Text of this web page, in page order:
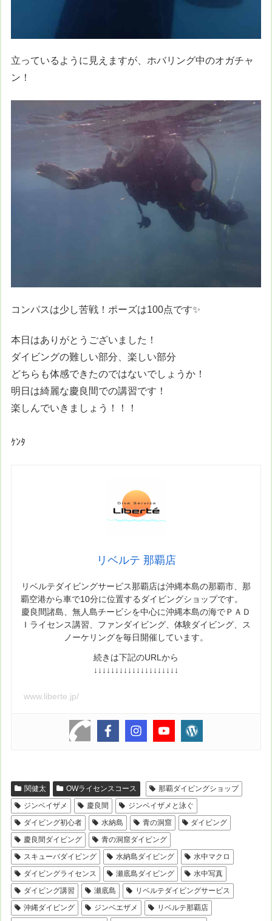
立っているように見えますが、ホバリング中のオガチャ
ン！
コンパスは少し苦戦！ポーズは100点です✨
本日はありがとうございました！
ダイビングの難しい部分、楽しい部分
どちらも体感できたのではないでしょうか！
明日は綺麗な慶良間での講習です！
楽しんでいきましょう！！！
ｹﾝﾀ
リベルテ 那覇店
リベルテダイビングサービス那覇店は沖縄本島の那覇市、那
覇空港から車で10分に位置するダイビングショップです。
慶良間諸島、無人島チービシを中心に沖縄本島の海でＰＡＤ
Ｉライセンス講習、ファンダイビング、体験ダイビング、ス
ノーケリングを毎日開催しています。
続きは下記のURLから
↓↓↓↓↓↓↓↓↓↓↓↓↓↓↓↓↓↓↓↓
www.liberte.jp/
関健太 OWライセンスコース
那覇ダイビングショップ
ジンベイザメ
慶良間
ジンベイザメと泳ぐ
ダイビング初心者
水納島 青の洞窟
ダイビング
慶良間ダイビング
青の洞窟ダイビング
スキューバダイビング
水納島ダイビング
水中マクロ
ダイビングライセンス
瀬底島ダイビング
水中写真
ダイビング講習
瀬底島
リベルテダイビングサービス
沖縄ダイビング
ジンベエザメ
リベルテ那覇店